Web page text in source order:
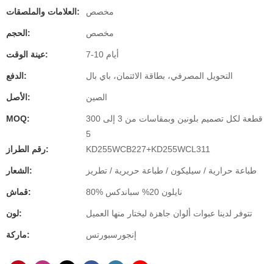
العلامات والملصقات: مخصص
الحجم: مخصص
عينة الوقت: 7-10 أيام
الدفع: التحويل المصرفي، بطاقة الائتمان، باي بال
الأصل: الصين
MOQ:
300 قطعة لكل تصميم بلونين وبمقاسات من 3 إلى
5
رقم الطراز:
KD255WCB227+KD255WCL311
الشعار: طباعة حرارية / سيليكون / طباعة حريرية / تطريز
قماش: 80% نايلون 20% سباندكس
لون: تتوفر لدينا عبوات ألوان جاهزة ليختار منها العميل
ماركة: إنجورسبورتس